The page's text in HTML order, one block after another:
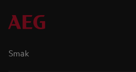
Smak